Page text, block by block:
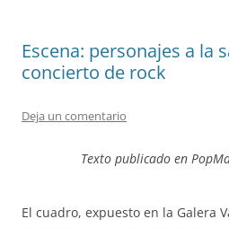
Escena: personajes a la
concierto de rock
Deja un comentario
Texto publicado en
El cuadro, expuesto en la Galera